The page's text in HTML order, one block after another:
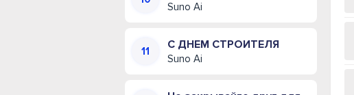
Suno Ai
С ДНЕМ СТРОИТЕЛЯ
Suno Ai